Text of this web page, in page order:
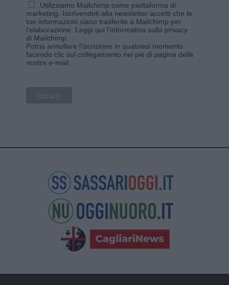
Utilizziamo Mailchimp come piattaforma di
marketing. Iscrivendoti alla newsletter accetti che le
tue informazioni siano trasferite a Mailchimp per
l'elaborazione. Leggi qui l'informativa sulla privacy
di Mailchimp
Potrai annullare l'iscrizione in qualsiasi momento
facendo clic sul collegamento nel piè di pagina delle
nostre e-mail.